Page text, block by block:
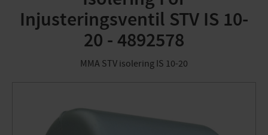
Injusteringsventil STV IS 10-
20 - 4892578
MMA STV isolering IS 10-20